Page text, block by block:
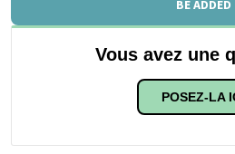
BE ADDED
Vous avez une
POSEZ-LA